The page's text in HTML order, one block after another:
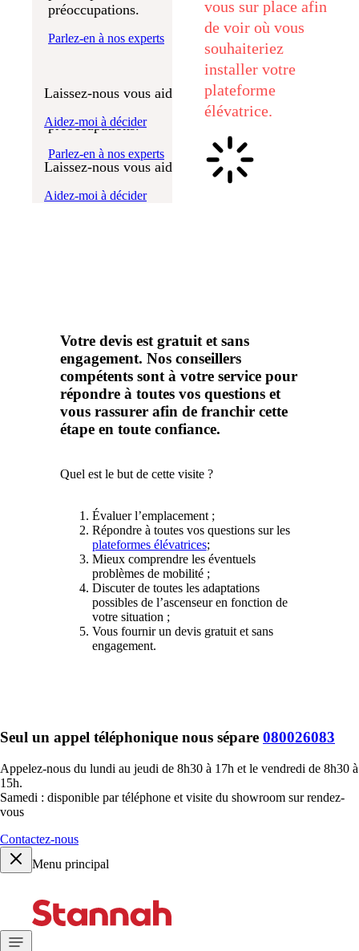
monte-
Quel produit vous
convient le mieux?
Laissez-nous vous aider à décider
Aidez-moi à décider
Nous espérons que vous profiterez pendant de
nombreuses années de votre solution de levage
Stannah sans aucun souci. Nos experts sont là
pour répondre à toutes vos questions et
préoccupations.
Parlez-en à nos experts
convient le mieux?
Laissez-nous vous aider à décider
Aidez-moi à décider
préoccupations.
Parlez-en à nos experts
vous sur place afin
de voir où vous
souhaiteriez
installer votre
plateforme
élévatrice.
Votre devis est gratuit et sans
engagement. Nos conseillers
compétents sont à votre service pour
répondre à toutes vos questions et
vous rassurer afin de franchir cette
étape en toute confiance.
Quel est le but de cette visite ?
Évaluer l’emplacement ;
Répondre à toutes vos questions sur les
plateformes élévatrices;
Mieux comprendre les éventuels
problèmes de mobilité ;
Discuter de toutes les adaptations
possibles de l’ascenseur en fonction de
votre situation ;
Vous fournir un devis gratuit et sans
engagement.
Seul un appel téléphonique nous sépare 080026083
Appelez-nous du lundi au jeudi de 8h30 à 17h et le vendredi de 8h30 à
15h.
Samedi : disponible par téléphone et visite du showroom sur rendez-
vous
Contactez-nous
Menu principal